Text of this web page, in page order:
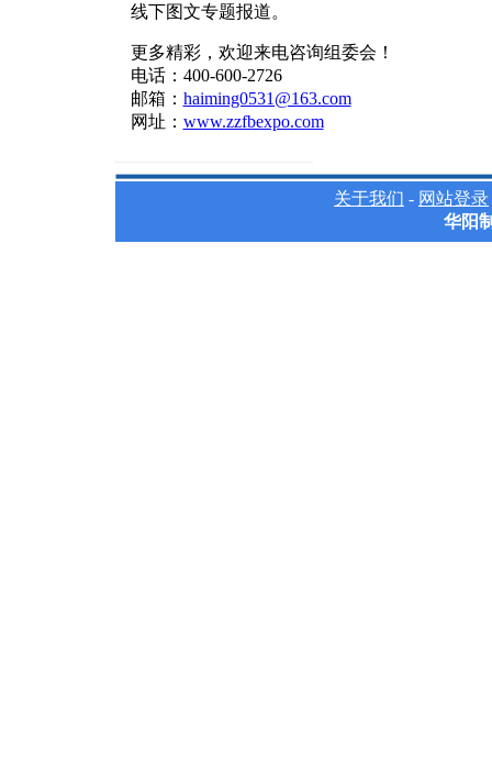
线下图文专题报道。
更多精彩，欢迎来电咨询组委会！
电话：400-600-2726
邮箱： haiming0531@163.com
网址： www.zzfbexpo.com
关于我们 - 网站登录
华阳